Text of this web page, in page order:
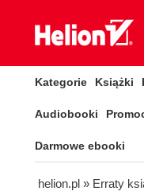
Kategorie Książki
Audiobooki
Darmowe ebooki
helion.pl » Erraty